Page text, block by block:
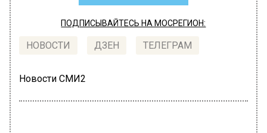
ПОДПИСЫВАЙТЕСЬ НА МОСРЕГИОН:
НОВОСТИ ДЗЕН ТЕЛЕГРАМ
Новости СМИ2